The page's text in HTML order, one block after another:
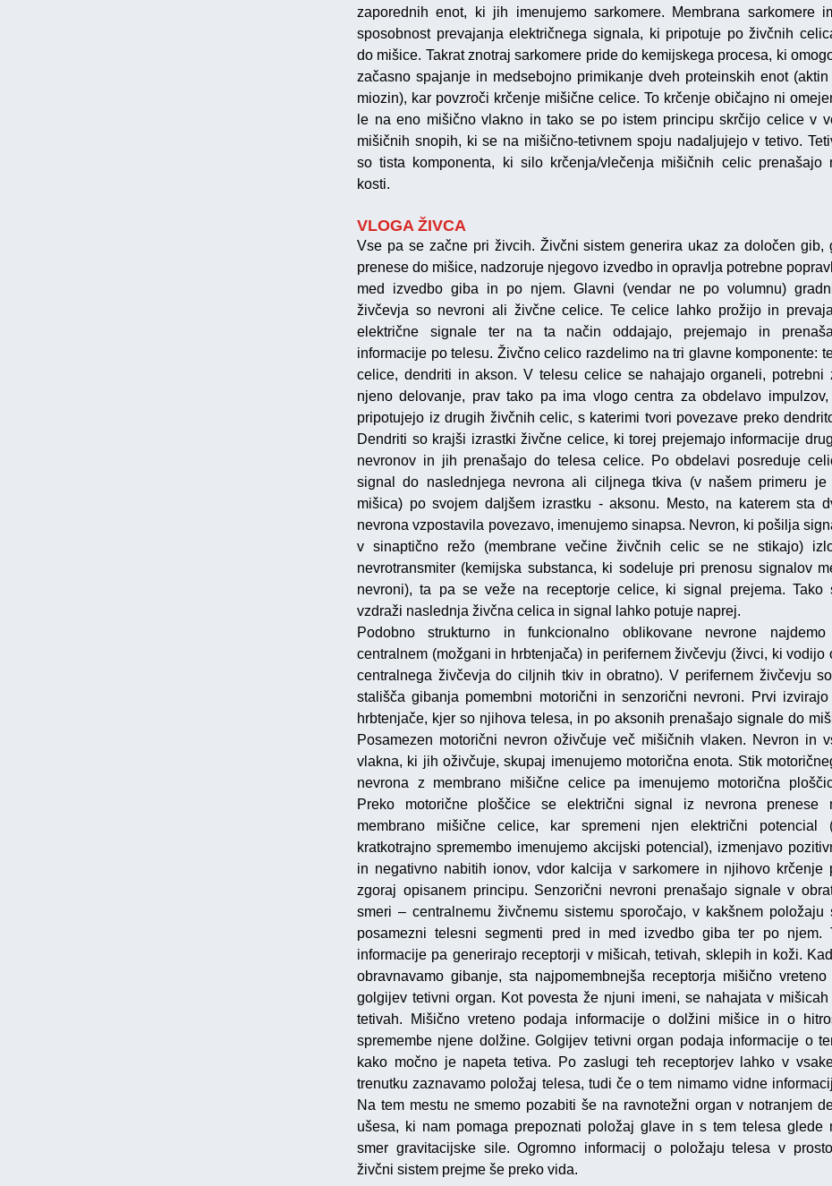
zaporednih enot, ki jih imenujemo sarkomere. Membrana sarkomere
sposobnost prevajanja električnega signala, ki pripotuje po živčnih
do mišice. Takrat znotraj sarkomere pride do kemijskega procesa, ki
začasno spajanje in medsebojno primikanje dveh proteinskih enot (aktin
miozin), kar povzroči krčenje mišične celice. To krčenje običajno ni
le na eno mišično vlakno in tako se po istem principu skrčijo celice v
mišičnih snopih, ki se na mišično-tetivnem spoju nadaljujejo v tetivo.
so tista komponenta, ki silo krčenja/vlečenja mišičnih celic prenašajo
kosti.
VLOGA ŽIVCA
Vse pa se začne pri živcih. Živčni sistem generira ukaz za določen gib,
prenese do mišice, nadzoruje njegovo izvedbo in opravlja potrebne
med izvedbo giba in po njem. Glavni (vendar ne po volumnu)
živčevja so nevroni ali živčne celice. Te celice lahko prožijo in
električne signale ter na ta način oddajajo, prejemajo in
informacije po telesu. Živčno celico razdelimo na tri glavne komponente:
celice, dendriti in akson. V telesu celice se nahajajo organeli, potrebni
njeno delovanje, prav tako pa ima vlogo centra za obdelavo impulzov,
pripotujejo iz drugih živčnih celic, s katerimi tvori povezave preko
Dendriti so krajši izrastki živčne celice, ki torej prejemajo informacije
nevronov in jih prenašajo do telesa celice. Po obdelavi posreduje
signal do naslednjega nevrona ali ciljnega tkiva (v našem primeru je
mišica) po svojem daljšem izrastku - aksonu. Mesto, na katerem sta
nevrona vzpostavila povezavo, imenujemo sinapsa. Nevron, ki pošilja
v sinaptično režo (membrane večine živčnih celic se ne stikajo)
nevrotransmiter (kemijska substanca, ki sodeluje pri prenosu signalov
nevroni), ta pa se veže na receptorje celice, ki signal prejema. Tako
vzdraži naslednja živčna celica in signal lahko potuje naprej.
Podobno strukturno in funkcionalno oblikovane nevrone
centralnem (možgani in hrbtenjača) in perifernem živčevju (živci, ki vodijo
centralnega živčevja do ciljnih tkiv in obratno). V perifernem živčevju
stališča gibanja pomembni motorični in senzorični nevroni. Prvi izvirajo
hrbtenjače, kjer so njihova telesa, in po aksonih prenašajo signale do
Posamezen motorični nevron oživčuje več mišičnih vlaken. Nevron in
vlakna, ki jih oživčuje, skupaj imenujemo motorična enota. Stik
nevrona z membrano mišične celice pa imenujemo motorična
Preko motorične ploščice se električni signal iz nevrona prenese
membrano mišične celice, kar spremeni njen električni potencial
kratkotrajno spremembo imenujemo akcijski potencial), izmenjavo
in negativno nabitih ionov, vdor kalcija v sarkomere in njihovo krčenje
zgoraj opisanem principu. Senzorični nevroni prenašajo signale v
smeri – centralnemu živčnemu sistemu sporočajo, v kakšnem položaju
posamezni telesni segmenti pred in med izvedbo giba ter po njem.
informacije pa generirajo receptorji v mišicah, tetivah, sklepih in koži.
obravnavamo gibanje, sta najpomembnejša receptorja mišično vreteno
golgijev tetivni organ. Kot povesta že njuni imeni, se nahajata v mišicah
tetivah. Mišično vreteno podaja informacije o dolžini mišice in o
spremembe njene dolžine. Golgijev tetivni organ podaja informacije o
kako močno je napeta tetiva. Po zaslugi teh receptorjev lahko v
trenutku zaznavamo položaj telesa, tudi če o tem nimamo vidne
Na tem mestu ne smemo pozabiti še na ravnotežni organ v notranjem
ušesa, ki nam pomaga prepoznati položaj glave in s tem telesa glede
smer gravitacijske sile. Ogromno informacij o položaju telesa v
živčni sistem prejme še preko vida.